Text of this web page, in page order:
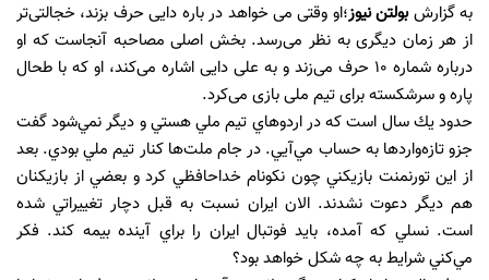
به گزارشبولتن نیوز؛او وقتی می خواهد در باره دایی حرف بزند، خجالتی‌تر
از هر زمان دیگری به نظر می‌رسد. بخش اصلی مصاحبه آنجاست که او
درباره شماره 10 حرف می‌زند و به علی دایی اشاره می‌کند، او که با طحال
پاره و سرشکسته برای تیم‌ ملی بازی می‌کرد.
حدود يك سال است كه در اردوهاي تيم ‌ملي هستي و ديگر نمي‌شود گفت
جزو تازه‌واردها به حساب مي‌آيي. در جام ملت‌ها كنار تيم‌ ملي بودي. بعد
از اين تورنمنت بازيكني چون نكونام خداحافظي كرد و بعضي از بازيكنان
هم ديگر دعوت نشدند. الان ايران نسبت به قبل دچار تغييراتي شده
است. نسلي كه آمده، بايد فوتبال ايران را براي آينده بيمه كند. فكر
مي‌كني شرايط به چه شكل خواهد بود؟